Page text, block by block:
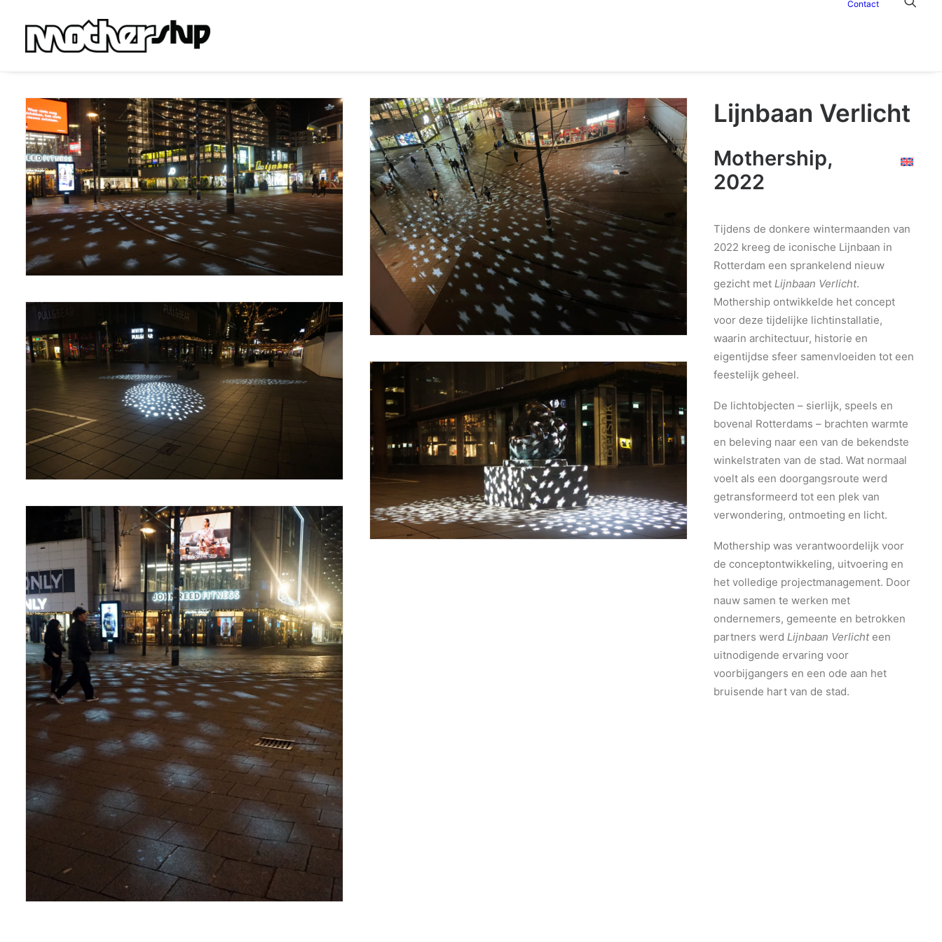
Contact
Lijnbaan Verlicht
Mothership,
2022
Tijdens de donkere wintermaanden van
2022 kreeg de iconische Lijnbaan in
Rotterdam een sprankelend nieuw
gezicht met Lijnbaan Verlicht.
Mothership ontwikkelde het concept
voor deze tijdelijke lichtinstallatie,
waarin architectuur, historie en
eigentijdse sfeer samenvloeiden tot een
feestelijk geheel.
De lichtobjecten – sierlijk, speels en
bovenal Rotterdams – brachten warmte
en beleving naar een van de bekendste
winkelstraten van de stad. Wat normaal
voelt als een doorgangsroute werd
getransformeerd tot een plek van
verwondering, ontmoeting en licht.
Mothership was verantwoordelijk voor
de conceptontwikkeling, uitvoering en
het volledige projectmanagement. Door
nauw samen te werken met
ondernemers, gemeente en betrokken
partners werd Lijnbaan Verlichteen
uitnodigende ervaring voor
voorbijgangers en een ode aan het
bruisende hart van de stad.